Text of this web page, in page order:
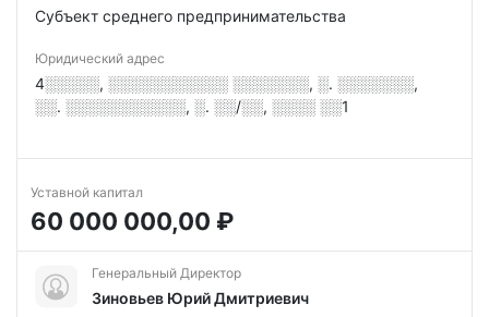
Субъект среднего предпринимательства
Юридический адрес
4░░░░░, ░░░░░░░░░░░ ░░░░░░░, ░. ░░░░░░░,
░░. ░░░░░░░░░░░, ░. ░░/░░, ░░░░ ░░1
Уставной капитал
60 000 000,00 ₽
Генеральный Директор
Зиновьев Юрий Дмитриевич